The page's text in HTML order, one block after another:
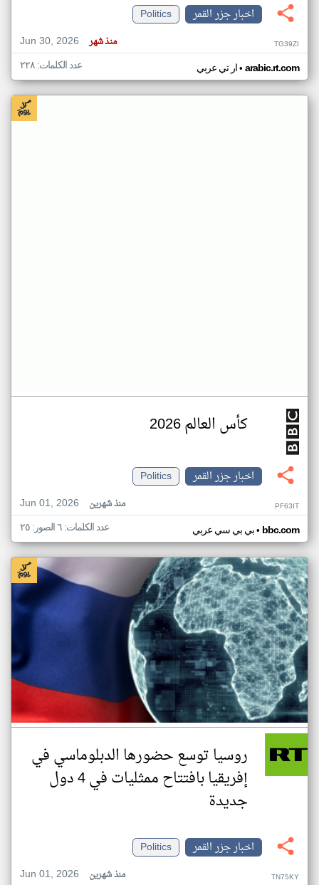
اخبار جزر القمر
Politics
Jun 30, 2026
منذ شهر TG39ZI
ار تي عربي• arabic.rt.com عدد الكلمات: ٢٢٨
كأس العالم 2026
اخبار جزر القمر
Politics
Jun 01, 2026
منذ شهرين PF63IT
بي بي سي عربي• bbc.com عدد الكلمات: ٦ الصور: ٢٥
روسيا توسع حضورها الدبلوماسي في
إفريقيا بافتتاح ممثليات في 4 دول
جديدة
اخبار جزر القمر
Politics
Jun 01, 2026
منذ شهرين TN75KY